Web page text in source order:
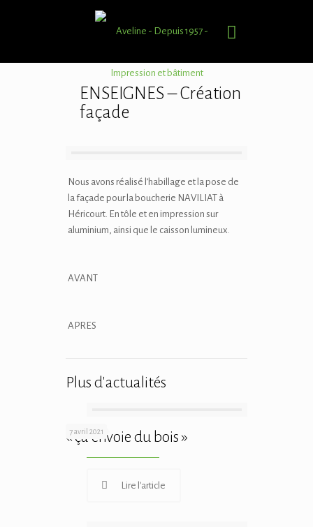
ENSEIGNES – Création
façade
Nous avons réalisé l’habillage et la pose de
la façade pour la boucherie NAVILIAT à
Héricourt. En tôle et en impression sur
aluminium, ainsi que le caisson lumineux.
AVANT
APRES
Plus d'actualités
7 avril 2021
« ça envoie du bois »
Lire l'article